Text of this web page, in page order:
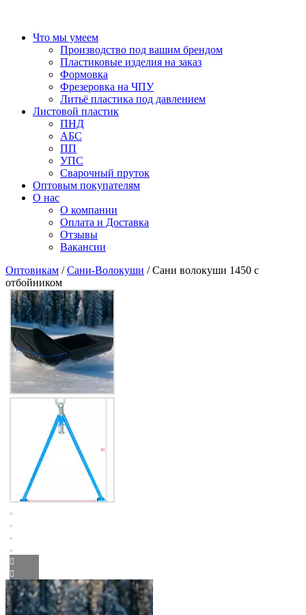
Что мы умеем
Производство под вашим брендом
Пластиковые изделия на заказ
Формовка
Фрезеровка на ЧПУ
Литьё пластика под давлением
Листовой пластик
ПНД
АБС
ПП
УПС
Сварочный пруток
Оптовым покупателям
О нас
О компании
Оплата и Доставка
Отзывы
Вакансии
Оптовикам /Сани-Волокуши / Сани волокуши 1450 с
отбойником